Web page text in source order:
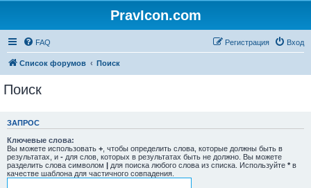
PravIcon.com
FAQ Вход
Регистрация
Список форумов Поиск
Поиск
ЗАПРОС
Ключевые слова:
Вы можете использовать + , чтобы определить слова, которые должны быть в
результатах, и - для слов, которых в результатах быть не должно. Вы можете
разделить слова символом | для поиска любого слова из списка. Используйте * в
качестве шаблона для частичного совпадения.